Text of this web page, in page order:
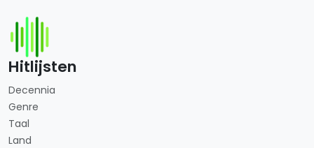
Hitlijsten
Decennia
Genre
Taal
Land